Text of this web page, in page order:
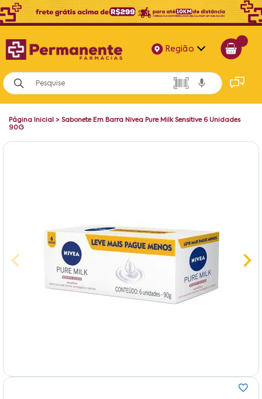
Região
Alagoas
Bahia
Página Inicial > Sabonete Em Barra Nivea Pure Milk Sensitive 6 Unidades
90G